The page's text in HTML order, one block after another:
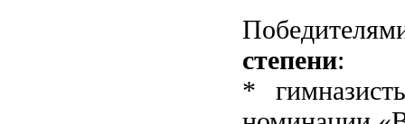
степени:
*